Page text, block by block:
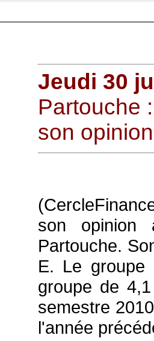
Jeudi 30
Partouche
son
son
Partouche.
E. Le
groupe de
semestre
l'année